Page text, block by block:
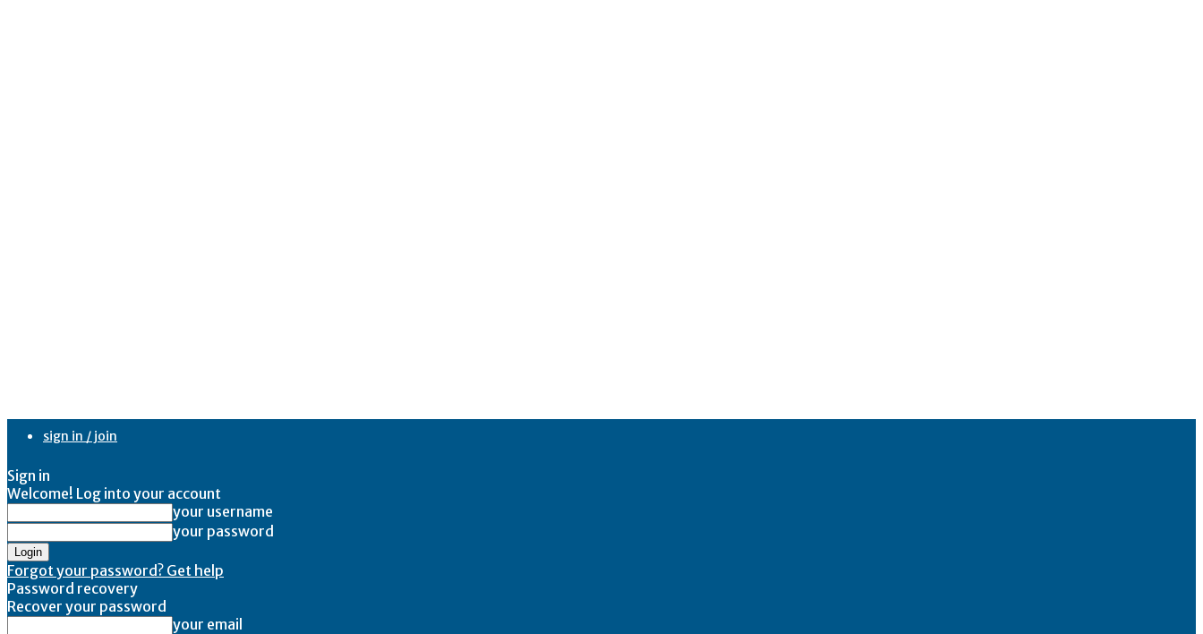
sign in / join
Sign in
Welcome! Log into your account
your username
your password
Forgot your password? Get help
Password recovery
Recover your password
your email